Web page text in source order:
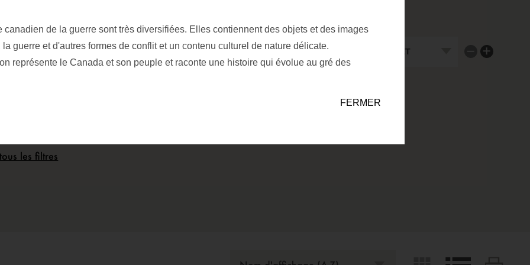
Supprimer un
Ajouter un
les filtres
canadien de la guerre sont très diversifiées. Elles contiennent des objets et des images
guerre et d'autres formes de conflit et un contenu culturel de nature délicate.
représente le Canada et son peuple et raconte une histoire qui évolue au gré des
FERMER